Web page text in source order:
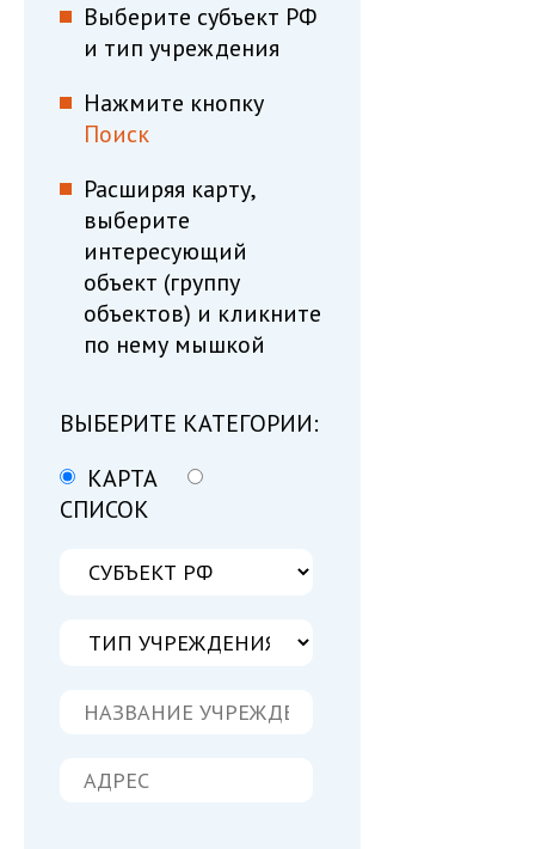
Выберите субъект РФ
и тип учреждения
Нажмите кнопку
Поиск
Расширяя карту,
выберите
интересующий
объект (группу
объектов) и кликните
по нему мышкой
ВЫБЕРИТЕ КАТЕГОРИИ:
КАРТА
СПИСОК